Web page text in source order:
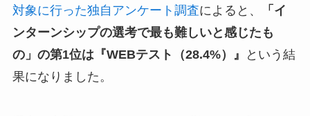
対象に行った独自アンケート調査によると、
「イ
ンターンシップの選考で最も難しいと感じたも
の」の第1位は『WEBテスト（28.4%）』
という結
果になりました。